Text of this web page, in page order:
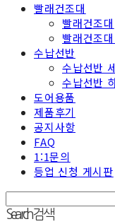
빨래건조대
빨래건조대
빨래건조
수납선반
수납선반
수납선반
도어용품
제품후기
공지사항
FAQ
1:1문의
등업 신청 게시판
Search검색